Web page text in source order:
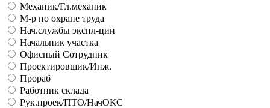
Механик/Гл.механик
М-р по охране труда
Нач.службы экспл-ции
Начальник участка
Офисный Сотрудник
Проектировщик/Инж.
Прораб
Работник склада
Рук.проек/ПТО/НачОКС